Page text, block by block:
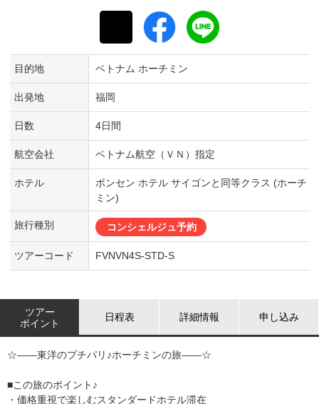
目的地 ベトナム ホーチミン
出発地 福岡
日数 4日間
航空会社 ベトナム航空（ＶＮ）指定
ホテル
ボンセン ホテル サイゴンと同等クラス (ホーチ
ミン)
旅行種別 コンシェルジュ予約
ツアーコード FVNVN4S-STD-S
ツアー
ポイント
日程表 詳細情報 申し込み
☆――東洋のプチパリ♪ホーチミンの旅――☆
■この旅のポイント♪
・価格重視で楽しむスタンダードホテル滞在